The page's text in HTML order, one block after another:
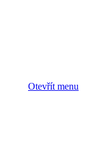
Otevřít menu